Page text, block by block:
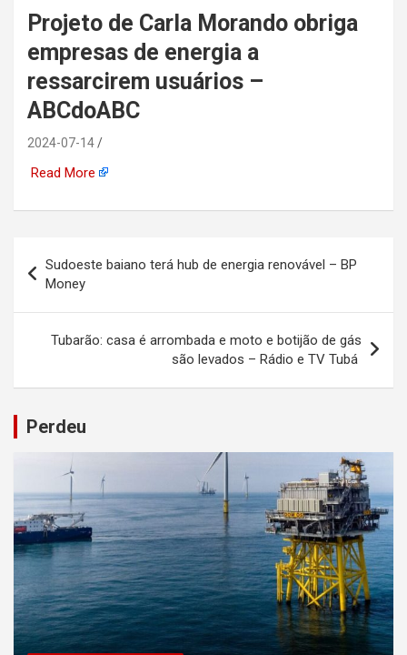
automotiva, mineração,
indústria naval, etc
Projeto de Carla Morando obriga
empresas de energia a
ressarcirem usuários –
ABCdoABC
2024-07-14
Read More
de
Post
Sudoeste baiano terá hub de energia renovável – BP
Money
Tubarão: casa é arrombada e moto e botijão de gás
são levados – Rádio e TV Tubá
Perdeu